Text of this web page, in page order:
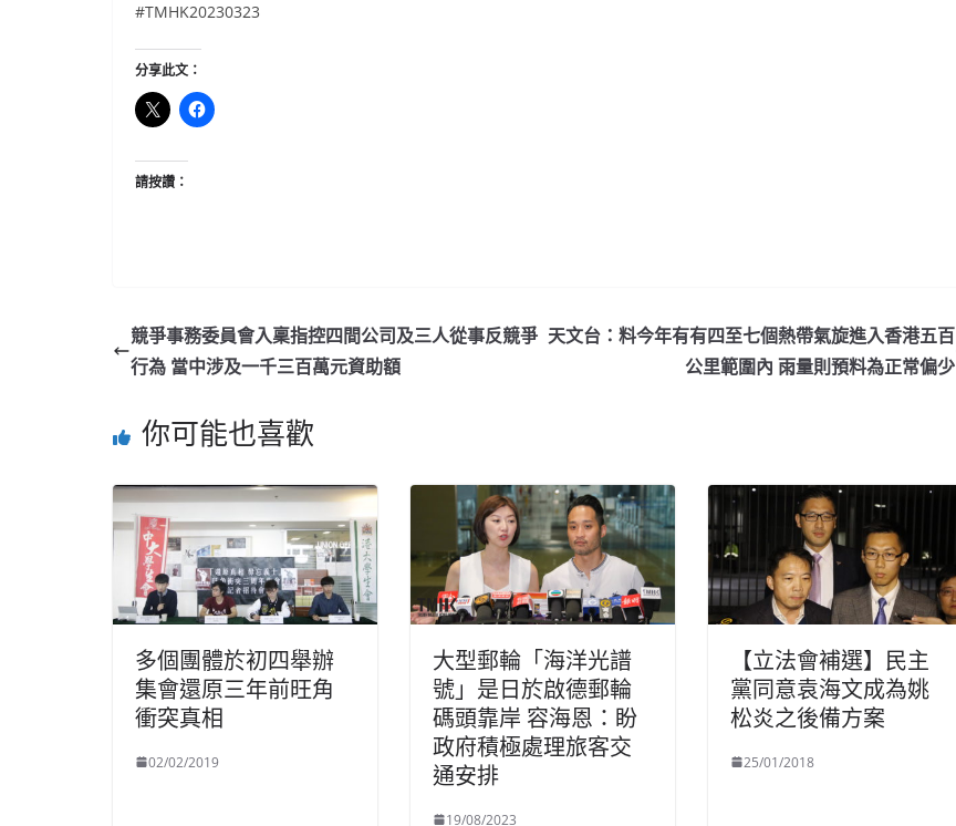
#TMHK20230323
分享此文：
請按讚：
競爭事務委員會入稟指控四間公司及三人從事反競爭
行為 當中涉及一千三百萬元資助額
天文台：料今年有有四至七個熱帶氣旋進入香港五百
公里範圍內 雨量則預料為正常偏少
你可能也喜歡
多個團體於初四舉辦
集會還原三年前旺角
衝突真相
02/02/2019
大型郵輪「海洋光譜
號」是日於啟德郵輪
碼頭靠岸 容海恩：盼
政府積極處理旅客交
通安排
19/08/2023
【立法會補選】民主
黨同意袁海文成為姚
松炎之後備方案
25/01/2018